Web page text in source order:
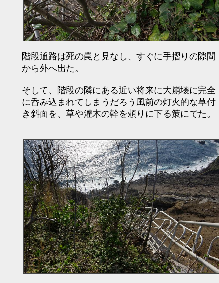
階段通路は死の罠と見なし、すぐに手摺りの隙間
から外へ出た。
そして、階段の隣にある近い将来に大崩壊に完全
に呑み込まれてしまうだろう風前の灯火的な草付
き斜面を、草や灌木の幹を頼りに下る策にでた。